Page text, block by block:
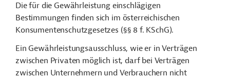
Die für die Gewährleistung einschlägigen
Bestimmungen finden sich im österreichischen
Konsumentenschutzgesetzes (§§ 8 f. KSchG).
Ein Gewährleistungsausschluss, wie er in Verträgen
zwischen Privaten möglich ist, darf bei Verträgen
zwischen Unternehmern und Verbrauchern nicht